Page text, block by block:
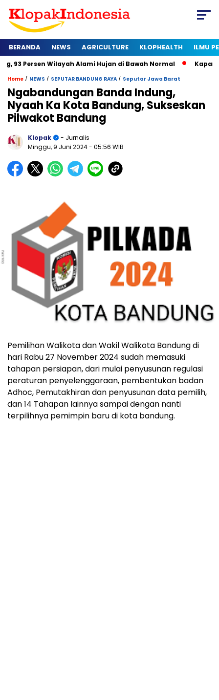
BERANDA NEWS AGRICULTURE KLOPHEALTH ILMU
Wilayah Alami Hujan di Bawah Normal Kapan Sertifikat
Home / NEWS / SEPUTAR BANDUNG RAYA / Seputar Jawa Barat
Ngabandungan Banda Indung,
Nyaah Ka Kota Bandung, Sukseskan
Pilwakot Bandung
Klopak
- Jurnalis
Minggu, 9 Juni 2024- 05:56 WIB
Pemilihan Walikota dan Wakil Walikota Bandung di
hari Rabu 27 November 2024 sudah memasuki
tahapan persiapan, dari mulai penyusunan regulasi
peraturan penyelenggaraan, pembentukan badan
Adhoc, Pemutakhiran dan penyusunan data pemilih,
dan 14 Tahapan lainnya sampai dengan nanti
terpilihnya pemimpin baru di kota bandung.